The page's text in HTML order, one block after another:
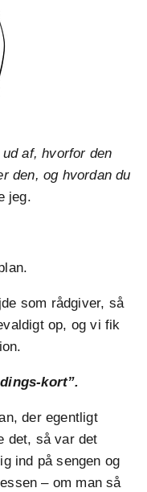
af, hvorfor den
den, og hvordan du
jeg.
som rådgiver, så
op, og vi fik
kort”.
der egentligt
det, så var det
ind på sengen og
– om man så